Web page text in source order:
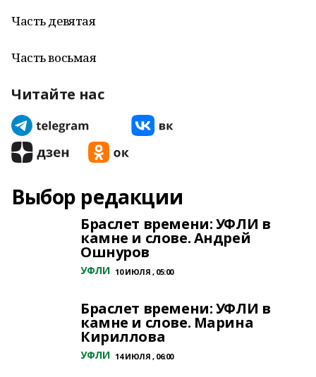
Часть девятая
Часть восьмая
Читайте нас
Выбор редакции
Браслет времени: УФЛИ в
камне и слове. Андрей
Ошнуров
УФЛИ 10 ИЮЛЯ , 05:00
Браслет времени: УФЛИ в
камне и слове. Марина
Кириллова
УФЛИ 14 ИЮЛЯ , 06:00